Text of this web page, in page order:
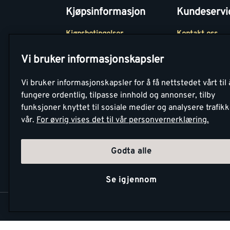
Kjøpsinformasjon
Kjøpsbetingelser
Betaling
Retur- og
angrerettsskjema
Kontakt oss
Montér Bedrift
Vi bruker informasjonskapsler
Vi bruker informasjonskapsler for å få nettstedet vårt til
fungere ordentlig, tilpasse innhold og annonser, tilby
funksjoner knyttet til sosiale medier og analysere
vår. For øvrig vises det til vår personvernerklæring.
Godta alle
Se igjennom